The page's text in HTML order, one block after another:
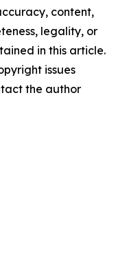
content,
legality, or
in this article.
issues
the author